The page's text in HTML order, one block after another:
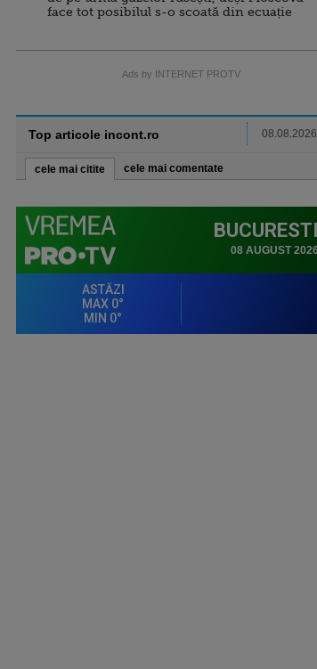
face tot posibilul s-o scoată din ecuație
Ads by INTERNET PROTV
Top articole incont.ro 08.08.2026
cele mai citite cele mai comentate